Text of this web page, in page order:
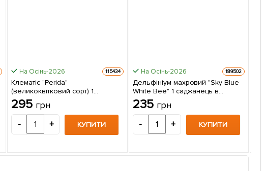
На Осінь-2026 115434
Клематіс "Perida"
(великоквітковий сорт) 1
саджанець в упаковці
295 грн
- + КУПИТИ
На Осінь-2026 189502
Дельфініум махровий "Sky Blue
White Bee" 1 саджанець в
упаковці
235 грн
- + КУПИТИ